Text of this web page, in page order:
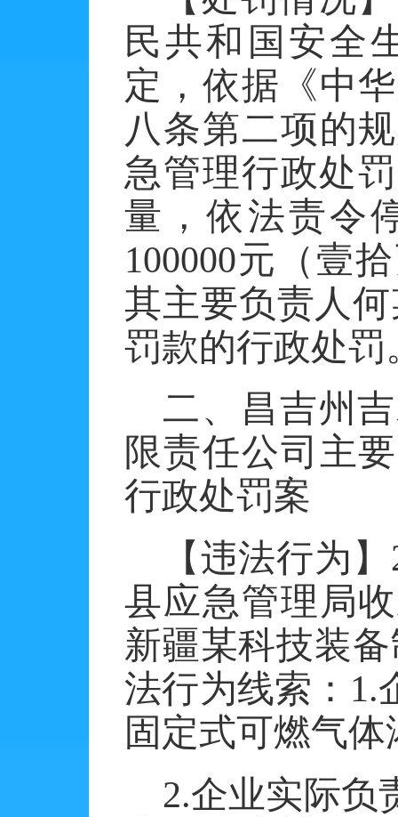
民共和国安全
定，依据《中
八条第二项的
急管理行政处
量，依法责令
100000元（壹
其主要负责人
罚款的行政处罚
二、昌吉州
限责任公司主
行政处罚案
【违法行为】
县应急管理局
新疆某科技装
法行为线索：1.
固定式可燃气
2.企业实际负